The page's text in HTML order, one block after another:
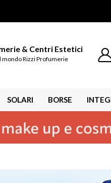
& Centri Estetici
mondo Rizzi Profumerie
SOLARI BORSE